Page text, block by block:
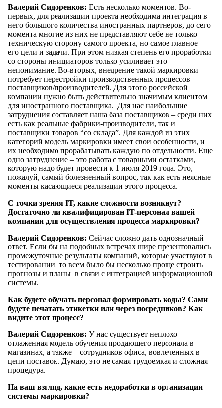
Валерий Сидоренков: Есть несколько моментов. Во-
первых, для реализации проекта необходима интеграция в
него большого количества иностранных партнеров, до сего
момента многие из них не представляют себе не только
техническую сторону самого проекта, но самое главное –
его цели и задачи. При этом низкая степень его проработки
со стороны инициаторов только усиливает это
непонимание. Во-вторых, внедрение такой маркировки
потребует перестройки производственных процессов
поставщиков/производителей. Для этого российской
компании нужно быть действительно значимым клиентом
для иностранного поставщика. Для нас наибольшие
затруднения составляет наша база поставщиков – среди них
есть как реальные фабрики-производители, так и
поставщики товаров “со склада”. Для каждой из этих
категорий модель маркировки имеет свои особенности, и
их необходимо прорабатывать каждую по отдельности. Еще
одно затруднение – это работа с товарными остатками,
которую надо будет провести к 1 июля 2019 года. Это,
пожалуй, самый болезненный вопрос, так как есть неясные
моменты касающиеся реализации этого процесса.
С точки зрения IT, какие сложности возникнут?
Достаточно ли квалифицирован IT-персонал вашей
компании для осуществления процесса маркировки?
Валерий Сидоренков: Сейчас сложно дать однозначный
ответ. Если бы на подобных встречах шире презентовались
промежуточные результаты компаний, которые участвуют в
тестировании, то всем было бы несколько проще строить
прогнозы и планы в связи с интеграцией информационной
системы.
Как будете обучать персонал формировать коды? Сами
будете печатать этикетки или через посредников? Как
видите этот процесс?
Валерий Сидоренков: У нас существует неплохо
отлаженная модель обучения продающего персонала в
магазинах, а также – сотрудников офиса, вовлеченных в
цепи поставок. Думаю, это не самая трудоемкая и сложная
процедура.
На ваш взгляд, какие есть недоработки в организации
системы маркировки?